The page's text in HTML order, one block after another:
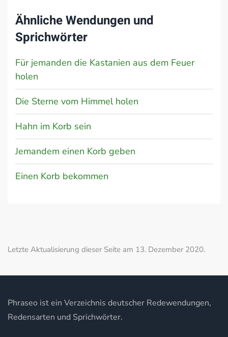
Ähnliche Wendungen und
Sprichwörter
Für jemanden die Kastanien aus dem Feuer
holen
Die Sterne vom Himmel holen
Hahn im Korb sein
Jemandem einen Korb geben
Einen Korb bekommen
Letzte Aktualisierung dieser Seite am 13. Dezember 2020.
Phraseo ist ein Verzeichnis deutscher Redewendungen,
Redensarten und Sprichwörter.